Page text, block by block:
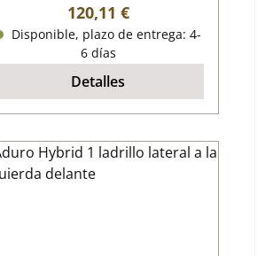
Precio normal:
120,11 €
Disponible, plazo de entrega: 4-
6 días
Detalles